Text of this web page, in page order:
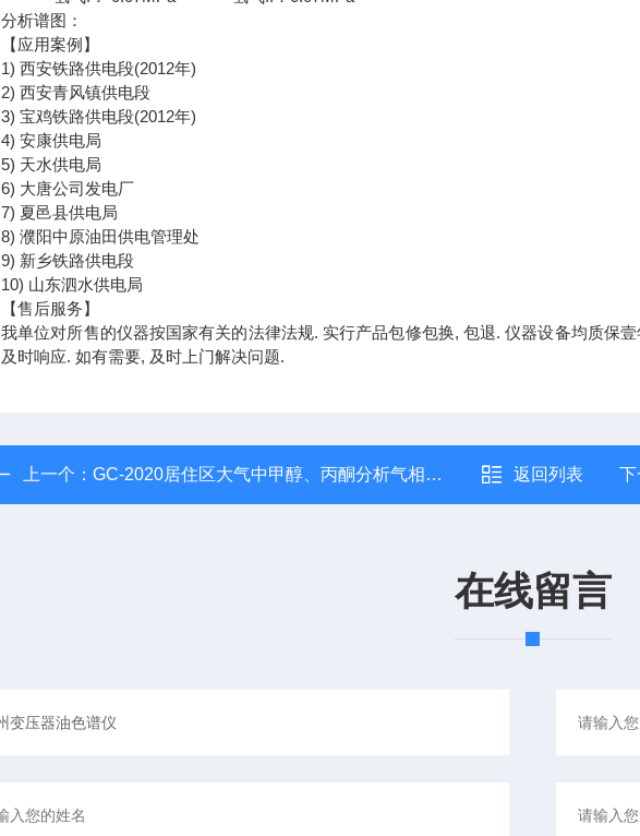
分析谱图：
【应用案例】
1) 西安铁路供电段(2012年)
2) 西安青风镇供电段
3) 宝鸡铁路供电段(2012年)
4) 安康供电局
5) 天水供电局
6) 大唐公司发电厂
7) 夏邑县供电局
8) 濮阳中原油田供电管理处
9) 新乡铁路供电段
10) 山东泗水供电局
【售后服务】
我单位对所售的仪器按国家有关的法律法规. 实行产品包修包换, 包退. 仪器设备均质保
及时响应. 如有需要, 及时上门解决问题.
上一个： GC-2020居住区大气中甲醇、丙酮分析气相色谱仪 返回列表 下
在线留言